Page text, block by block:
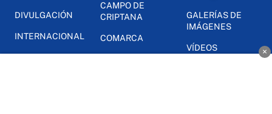
DIVULGACIÓN
INTERNACIONAL
CAMPO DE
CRIPTANA
COMARCA
GALERÍAS DE
IMÁGENES
VÍDEOS ×